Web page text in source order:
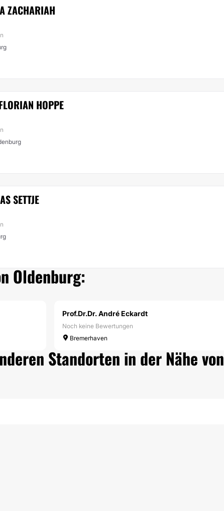
ZACHARIAH
HOPPE
SETTJE
Oldenburg:
Prof.Dr.Dr. André Eckardt
Noch keine Bewertungen
Bremerhaven
Standorten in der Nähe von